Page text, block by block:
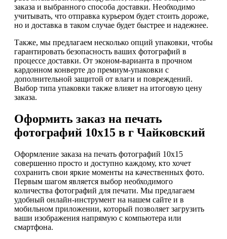
заказа и выбранного способа доставки. Необходимо
учитывать, что отправка курьером будет стоить дороже,
но и доставка в таком случае будет быстрее и надежнее.
Также, мы предлагаем несколько опций упаковки, чтобы
гарантировать безопасность ваших фотографий в
процессе доставки. От эконом-варианта в прочном
кардонном конверте до премиум-упаковки с
дополнительной защитой от влаги и повреждений.
Выбор типа упаковки также влияет на итоговую цену
заказа.
Оформить заказ на печать
фотографий 10х15 в г Чайковский
Оформление заказа на печать фотографий 10х15
совершенно просто и доступно каждому, кто хочет
сохранить свои яркие моменты на качественных фото.
Первым шагом является выбор необходимого
количества фотографий для печати. Мы предлагаем
удобный онлайн-инструмент на нашем сайте и в
мобильном приложении, который позволяет загрузить
ваши изображения напрямую с компьютера или
смартфона.